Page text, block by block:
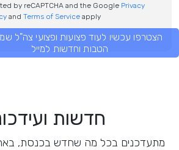
by reCAPTCHA and the Google Privacy
and Terms of Serviceapply.
הצטרפו עכשיו לעוד פצועות ופצועי צה"ל
הטבות וחדשות למייל
חדשות
מתעדכנים בכל מה שחדש בכנסת,